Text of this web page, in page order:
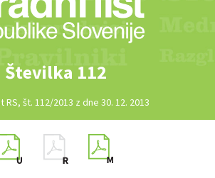
Številka 112
RS, št. 112/2013 z dne 30. 12. 2013